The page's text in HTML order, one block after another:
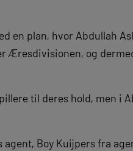
en plan, hvor Abdullah
Æresdivisionen, og
til deres hold, men i
Boy Kuijpers fra